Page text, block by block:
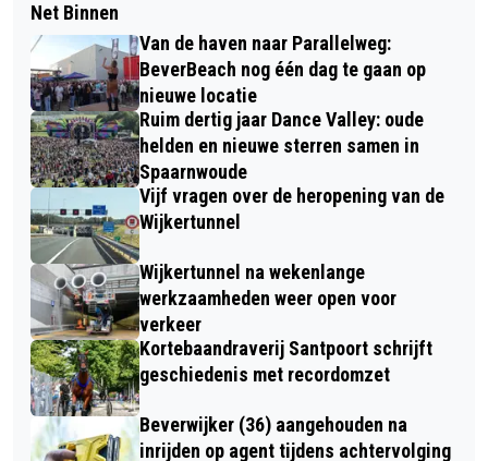
Net Binnen
Van de haven naar Parallelweg:
BeverBeach nog één dag te gaan op
nieuwe locatie
Ruim dertig jaar Dance Valley: oude
helden en nieuwe sterren samen in
Spaarnwoude
Vijf vragen over de heropening van de
Wijkertunnel
Wijkertunnel na wekenlange
werkzaamheden weer open voor
verkeer
Kortebaandraverij Santpoort schrijft
geschiedenis met recordomzet
Beverwijker (36) aangehouden na
inrijden op agent tijdens achtervolging